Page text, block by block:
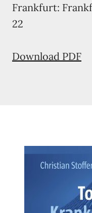
Frankfurt:
22
Download PDF